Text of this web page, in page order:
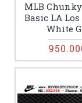
MLB
Basic LA
White